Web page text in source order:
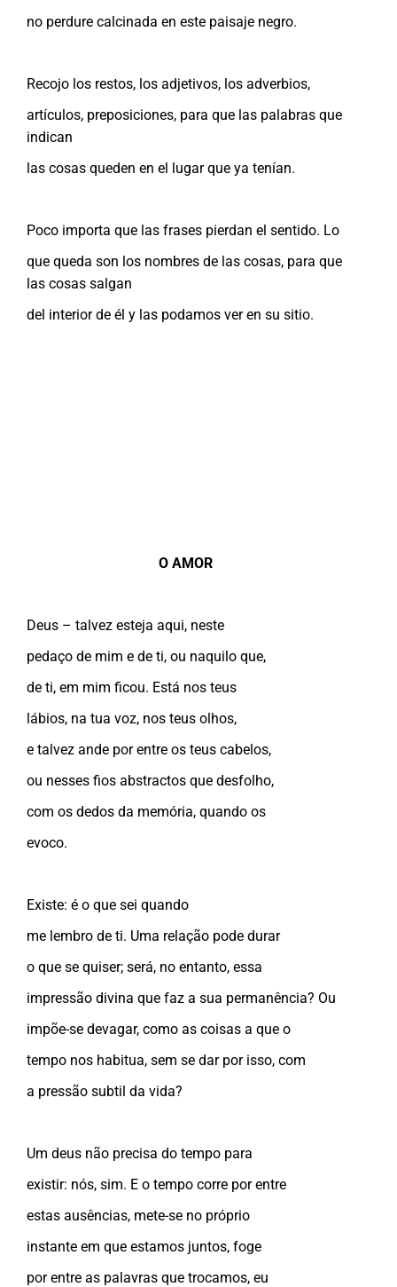
no perdure calcinada en este paisaje negro.
Recojo los restos, los adjetivos, los adverbios,
artículos, preposiciones, para que las palabras que
indican
las cosas queden en el lugar que ya tenían.
Poco importa que las frases pierdan el sentido. Lo
que queda son los nombres de las cosas, para que
las cosas salgan
del interior de él y las podamos ver en su sitio.
O AMOR
Deus – talvez esteja aqui, neste
pedaço de mim e de ti, ou naquilo que,
de ti, em mim ficou. Está nos teus
lábios, na tua voz, nos teus olhos,
e talvez ande por entre os teus cabelos,
ou nesses fios abstractos que desfolho,
com os dedos da memória, quando os
evoco.
Existe: é o que sei quando
me lembro de ti. Uma relação pode durar
o que se quiser; será, no entanto, essa
impressão divina que faz a sua permanência? Ou
impõe-se devagar, como as coisas a que o
tempo nos habitua, sem se dar por isso, com
a pressão subtil da vida?
Um deus não precisa do tempo para
existir: nós, sim. E o tempo corre por entre
estas ausências, mete-se no próprio
instante em que estamos juntos, foge
por entre as palavras que trocamos, eu